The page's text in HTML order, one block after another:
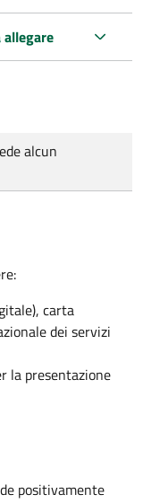
alcun
carta
dei servizi
la presentazione
positivamente